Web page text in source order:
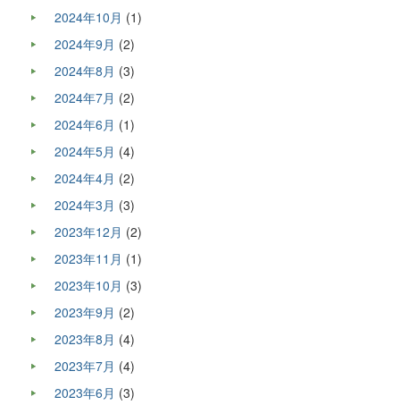
2024年10月 (1)
2024年9月 (2)
2024年8月 (3)
2024年7月 (2)
2024年6月 (1)
2024年5月 (4)
2024年4月 (2)
2024年3月 (3)
2023年12月 (2)
2023年11月 (1)
2023年10月 (3)
2023年9月 (2)
2023年8月 (4)
2023年7月 (4)
2023年6月 (3)